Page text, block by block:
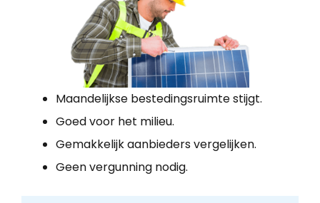
Maandelijkse bestedingsruimte stijgt.
Goed voor het milieu.
Gemakkelijk aanbieders vergelijken.
Geen vergunning nodig.